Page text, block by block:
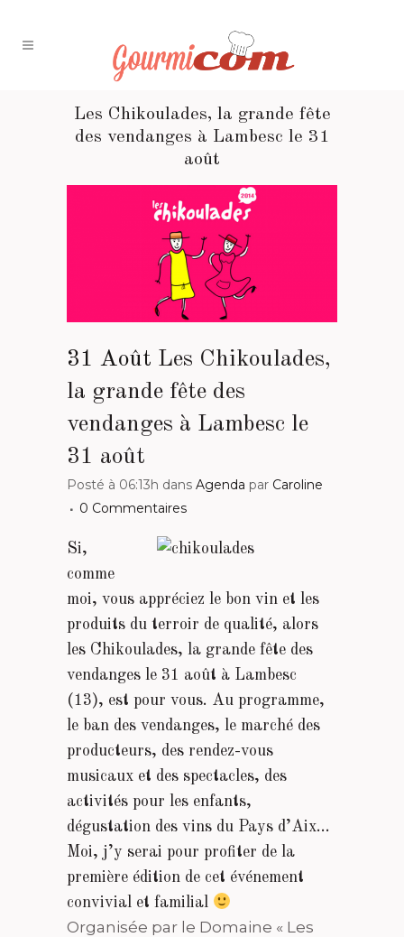
Les Chikoulades, la grande fête
des vendanges à Lambesc le 31
août
31 Août Les Chikoulades,
la grande fête des
vendanges à Lambesc le
31 août
Posté à 06:13h dans Agenda par Caroline
0 Commentaires
Si,
comme
moi, vous appréciez le bon vin et les
produits du terroir de qualité, alors
les Chikoulades, la grande fête des
vendanges le 31 août à Lambesc
(13), est pour vous. Au programme,
le ban des vendanges, le marché des
producteurs, des rendez-vous
musicaux et des spectacles, des
activités pour les enfants,
dégustation des vins du Pays d’Aix…
Moi, j’y serai pour profiter de la
première édition de cet événement
convivial et familial
Organisée par le Domaine « Les